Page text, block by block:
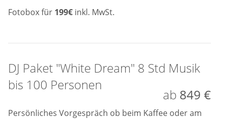
Fotobox für 199€ inkl. MwSt.
DJ Paket "White Dream" 8 Std Musik
bis 100 Personen
ab 849 €
Persönliches Vorgespräch ob beim Kaffee oder am